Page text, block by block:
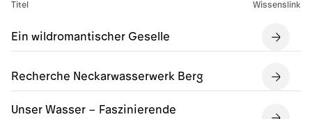
Titel Wissenslink
Ein wildromantischer Geselle
Recherche Neckarwasserwerk Berg
Unser Wasser – Faszinierende